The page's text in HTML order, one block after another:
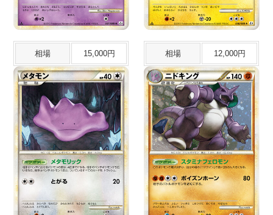
相場 15,000円 相場 12,000円